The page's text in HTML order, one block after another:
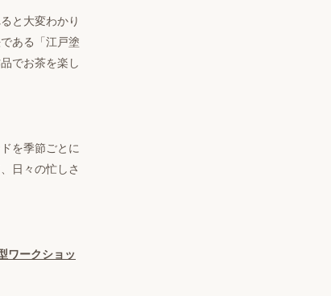
と大変わかり
ある「江戸塗
でお茶を楽し
を季節ごとに
日々の忙しさ
ワークショッ